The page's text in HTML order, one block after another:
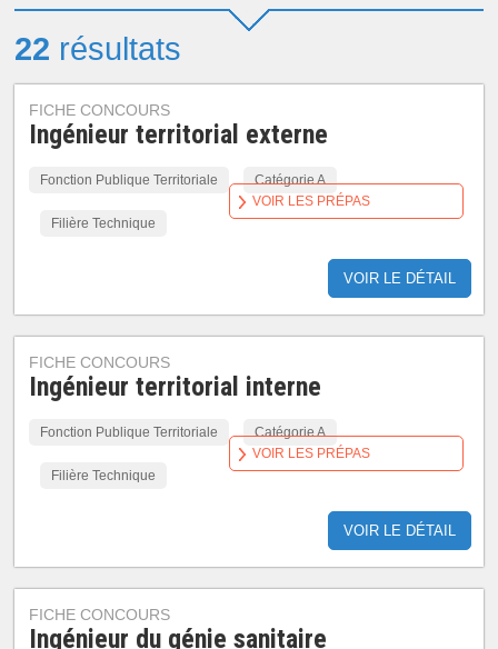
22 résultats
FICHE CONCOURS
Ingénieur territorial externe
Fonction Publique Territoriale Catégorie A
Filière Technique
VOIR LE DÉTAIL
VOIR LES PRÉPAS
FICHE CONCOURS
Ingénieur territorial interne
Fonction Publique Territoriale Catégorie A
Filière Technique
VOIR LE DÉTAIL
VOIR LES PRÉPAS
FICHE CONCOURS
Ingénieur du génie sanitaire